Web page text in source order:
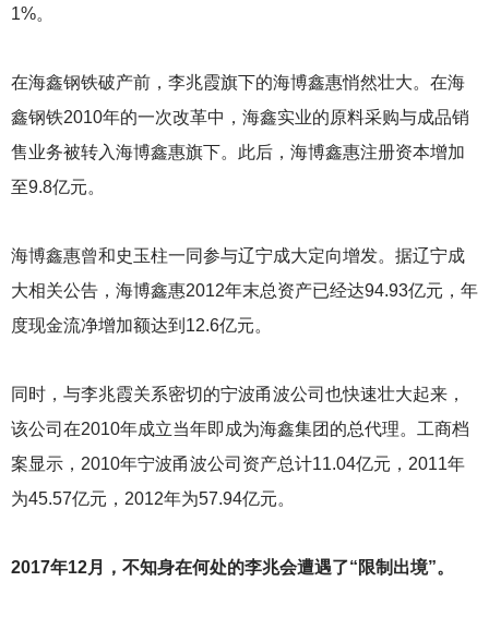
1%。
在海鑫钢铁破产前，李兆霞旗下的海博鑫惠悄然壮大。在海
鑫钢铁2010年的一次改革中，海鑫实业的原料采购与成品销
售业务被转入海博鑫惠旗下。此后，海博鑫惠注册资本增加
至9.8亿元。
海博鑫惠曾和史玉柱一同参与辽宁成大定向增发。据辽宁成
大相关公告，海博鑫惠2012年末总资产已经达94.93亿元，年
度现金流净增加额达到12.6亿元。
同时，与李兆霞关系密切的宁波甬波公司也快速壮大起来，
该公司在2010年成立当年即成为海鑫集团的总代理。工商档
案显示，2010年宁波甬波公司资产总计11.04亿元，2011年
为45.57亿元，2012年为57.94亿元。
2017年12月，不知身在何处的李兆会遭遇了“限制出境”。